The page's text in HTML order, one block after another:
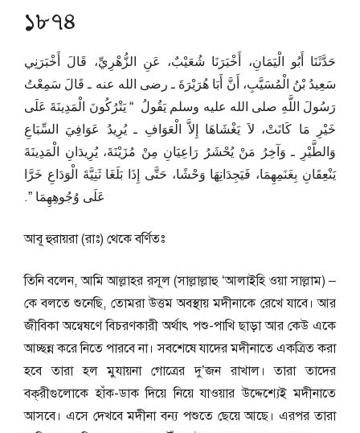
১৮৭৪
حَدَّثَنَا أَبُو الْيَمَانِ، أَخْبَرَنَا شُعَيْبٌ، عَنِ الزُّهْرِيِّ، قَالَ أَخْبَرَنِي
سَعِيدُ بْنُ الْمُسَيَّبِ، أَنَّ أَبَا هُرَيْرَةَ ـ رضى الله عنه ـ قَالَ سَمِعْتُ
رَسُولَ اللَّهِ صلى الله عليه وسلم يَقُولُ ‏ “‏ يَتْرُكُونَ الْمَدِينَةَ عَلَى
خَيْرِ مَا كَانَتْ، لاَ يَغْشَاهَا إِلاَّ الْعَوَافِ ـ يُرِيدُ عَوَافِيَ السِّبَاعِ
وَالطَّيْرِ ـ وَآخِرُ مَنْ يُحْشَرُ رَاعِيَانِ مِنْ مُزَيْنَةَ، يُرِيدَانِ الْمَدِينَةَ
يَنْعِقَانِ بِغَنَمِهِمَا، فَيَجِدَانِهَا وَحْشًا، حَتَّى إِذَا بَلَغَا ثَنِيَّةَ الْوَدَاعِ خَرَّا
عَلَى وُجُوهِهِمَا ‏”‏‏.‏
আবূ হুরায়রা (রাঃ) থেকে বর্ণিতঃ
তিনি বলেন, আমি আল্লাহর রসূল (সাল্লাল্লাহু ‘আলাইহি ওয়া সাল্লাম) –
কে বলতে শুনেছি, তোমরা উত্তম অবস্থায় মদীনাকে রেখে যাবে। আর
জীবিকা অন্বেষণে বিচরণকারী অর্থাৎ পশু-পাখি ছাড়া আর কেউ একে
আচ্ছন্ন করে নিতে পারবে না। সবশেষে যাদের মদীনাতে একত্রিত করা
হবে তারা হল মুযায়না গোত্রের দু’জন রাখাল। তারা তাদের
বক্‌রীগুলোকে হাঁক-ডাক দিয়ে নিয়ে যাওয়ার উদ্দেশ্যেই মদীনাতে
আসবে। এসে দেখবে মদীনা বন্য পশুতে ছেয়ে আছে। এরপর তারা